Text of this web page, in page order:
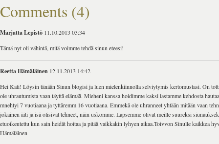
Comments (4)
Marjatta Lepistö 11.10.2013 03:34
Tämä nyt oli vähintä, mitä voimme tehdä sinun eteesi!
Reetta Hämäläinen 12.11.2013 14:42
Hei Kati! Löysin tänään Sinun blogisi ja luen mielenkiinnolla selviytymis kertomustasi. On
ole uhrautumista vaan täyttä elämää. Mieheni kanssa hoidimme kaksi lastamme kehdosta
mnehtyi 7 vuotiaana ja tyttäremm 16 vuotiaana. Emmekä ole uhranneet yhtään mitään vaan
jokainen äiti ja isä olisivat tehneet, näin uskomme. Lapsemme olivat meille suureksi
etuoikeutettu kun sain heidät hoitaa ja pitää vaikkakin lyhyen aikaa.Toivvon Sinulle kaikkea
Hämäläinen